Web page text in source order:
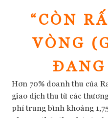
“CÒN
VÒNG
ĐANG
Hơn 70% doanh thu của
giao dịch thu từ các
phí trung bình khoảng